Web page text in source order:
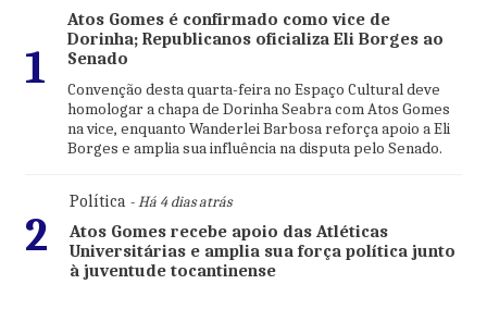
1
Atos Gomes é confirmado como vice de
Dorinha; Republicanos oficializa Eli Borges ao
Senado
Convenção desta quarta-feira no Espaço Cultural deve
homologar a chapa de Dorinha Seabra com Atos Gomes
na vice, enquanto Wanderlei Barbosa reforça apoio a Eli
Borges e amplia sua influência na disputa pelo Senado.
2
Política- Há 4 dias atrás
Atos Gomes recebe apoio das Atléticas
Universitárias e amplia sua força política junto
à juventude tocantinense